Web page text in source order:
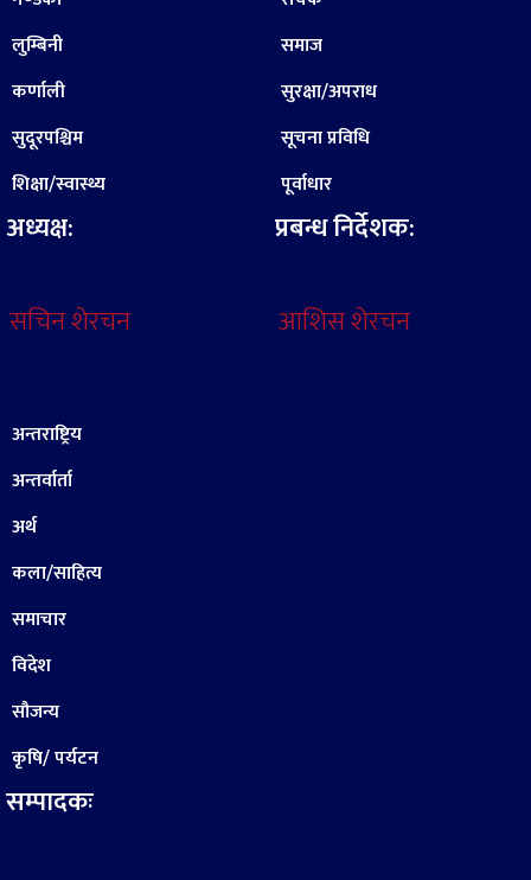
लुम्बिनी
कर्णाली
सुदूरपश्चिम
शिक्षा/स्वास्थ्य
अध्यक्ष:
सचिन शेरचन
समाज
सुरक्षा/अपराध
सूचना प्रविधि
पूर्वाधार
प्रबन्ध निर्देशक:
आशिस शेरचन
अन्तराष्ट्रिय
अन्तर्वार्ता
अर्थ
कला/साहित्य
समाचार
विदेश
सौजन्य
कृषि/ पर्यटन
सम्पादकः